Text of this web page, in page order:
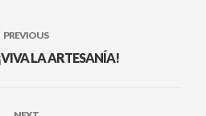
PREVIOUS
LA ARTESANÍA!